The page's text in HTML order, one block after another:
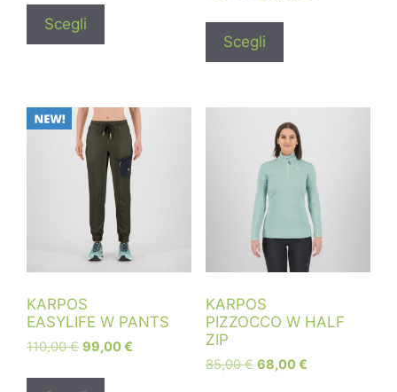
Scegli
Scegli
KARPOS
EASYLIFE W PANTS
110,00€ 99,00€
KARPOS
PIZZOCCO W HALF
ZIP
85,00€ 68,00€